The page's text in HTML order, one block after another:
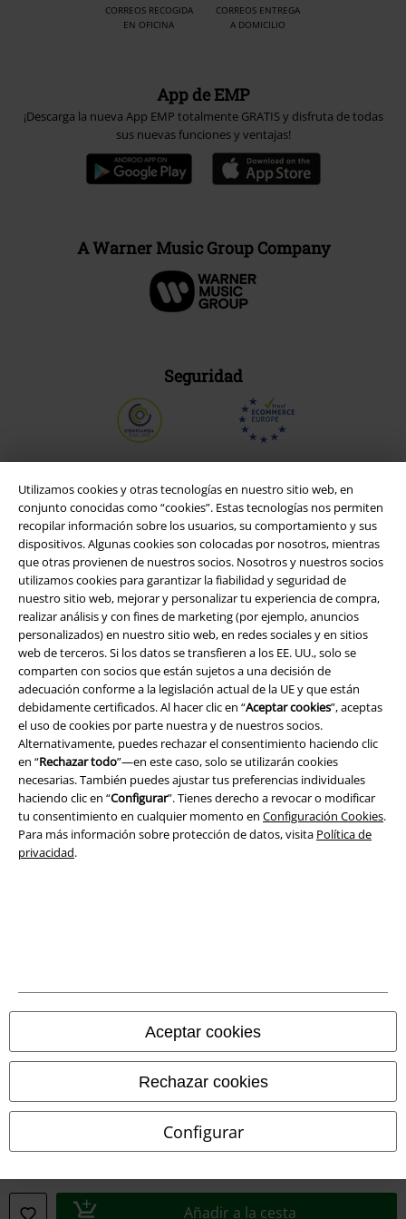
Utilizamos cookies y otras tecnologías en nuestro sitio web, en
conjunto conocidas como “cookies”. Estas tecnologías nos permiten
recopilar información sobre los usuarios, su comportamiento y sus
dispositivos. Algunas cookies son colocadas por nosotros, mientras
que otras provienen de nuestros socios. Nosotros y nuestros socios
utilizamos cookies para garantizar la fiabilidad y seguridad de
nuestro sitio web, mejorar y personalizar tu experiencia de compra,
realizar análisis y con fines de marketing (por ejemplo, anuncios
personalizados) en nuestro sitio web, en redes sociales y en sitios
web de terceros. Si los datos se transfieren a los EE. UU., solo se
comparten con socios que están sujetos a una decisión de
adecuación conforme a la legislación actual de la UE y que están
debidamente certificados. Al hacer clic en “Aceptar cookies”, aceptas
el uso de cookies por parte nuestra y de nuestros socios.
Alternativamente, puedes rechazar el consentimiento haciendo clic
en “Rechazar todo”—en este caso, solo se utilizarán cookies
necesarias. También puedes ajustar tus preferencias individuales
haciendo clic en “Configurar”. Tienes derecho a revocar o modificar
tu consentimiento en cualquier momento en Configuración Cookies.
Para más información sobre protección de datos, visita Política de
privacidad.
Aceptar cookies
Rechazar cookies
Configurar
Añadir a la cesta
CORREOS RECOGIDA
EN OFICINA
CORREOS ENTREGA
A DOMICILIO
App de EMP
¡Descarga la nueva App EMP totalmente GRATIS y disfruta de todas
sus nuevas funciones y ventajas!
A Warner Music Group Company
Seguridad
Legal
Términos y Condiciones
Aviso Legal
Ley protección de datos
Eliminación de residuos y protección del medioambiente
Declaración de Conformidad
© 1986-2026 E.M.P. Merchandising HGmbH
Tiendas EMP online
EMP France